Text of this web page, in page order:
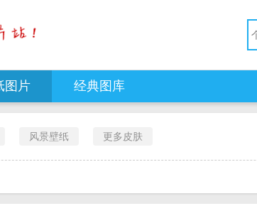
图片 经典图库
风景壁纸 更多皮肤